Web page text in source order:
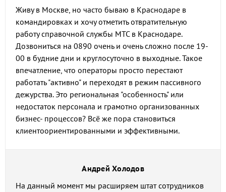
Живу в Москве, но часто бываю в Краснодаре в
командировках и хочу отметить отвратительную
работу справочной службы МТС в Краснодаре.
Дозвониться на 0890 очень и очень сложно после 19-
00 в будние дни и круглосуточно в выходные. Такое
впечатление, что операторы просто перестают
работать "активно" и переходят в режим пассивного
дежурства. Это региональная "особенность" или
недостаток персонала и грамотно организованных
бизнес- процессов? Всё же пора становиться
клиентоориентированными и эффективными.
Андрей Холодов
На данный момент мы расширяем штат сотрудников